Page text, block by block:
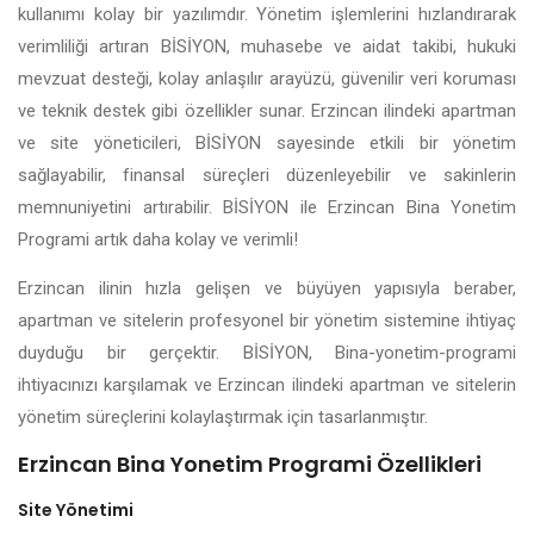
kullanımı kolay bir yazılımdır. Yönetim işlemlerini hızlandırarak
verimliliği artıran BİSİYON, muhasebe ve aidat takibi, hukuki
mevzuat desteği, kolay anlaşılır arayüzü, güvenilir veri koruması
ve teknik destek gibi özellikler sunar. Erzincan ilindeki apartman
ve site yöneticileri, BİSİYON sayesinde etkili bir yönetim
sağlayabilir, finansal süreçleri düzenleyebilir ve sakinlerin
memnuniyetini artırabilir. BİSİYON ile Erzincan Bina Yonetim
Programi artık daha kolay ve verimli!
Erzincan ilinin hızla gelişen ve büyüyen yapısıyla beraber,
apartman ve sitelerin profesyonel bir yönetim sistemine ihtiyaç
duyduğu bir gerçektir. BİSİYON, Bina-yonetim-programi
ihtiyacınızı karşılamak ve Erzincan ilindeki apartman ve sitelerin
yönetim süreçlerini kolaylaştırmak için tasarlanmıştır.
Erzincan Bina Yonetim Programi Özellikleri
Site Yönetimi